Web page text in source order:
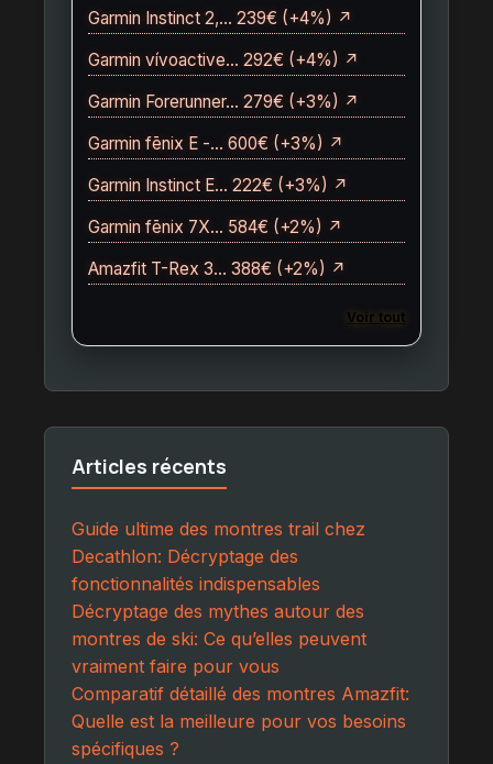
Garmin Instinct 2,… 239€ (+4%) ↗
Garmin vívoactive… 292€ (+4%) ↗
Garmin Forerunner… 279€ (+3%) ↗
Garmin fēnix E -… 600€ (+3%) ↗
Garmin Instinct E… 222€ (+3%) ↗
Garmin fēnix 7X… 584€ (+2%) ↗
Amazfit T-Rex 3… 388€ (+2%) ↗
Voir tout
Articles récents
Guide ultime des montres trail chez
Decathlon: Décryptage des
fonctionnalités indispensables
Décryptage des mythes autour des
montres de ski: Ce qu’elles peuvent
vraiment faire pour vous
Comparatif détaillé des montres Amazfit:
Quelle est la meilleure pour vos besoins
spécifiques ?